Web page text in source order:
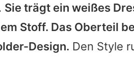
Sie trägt ein weißes
Stoff. Das Oberteil
Design. Den Style